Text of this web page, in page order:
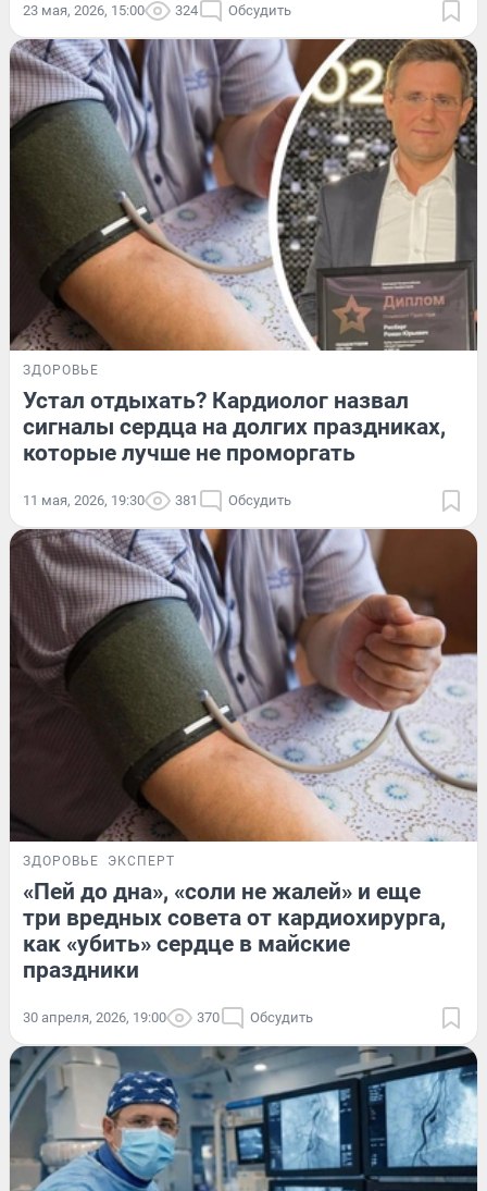
23 мая, 2026, 15:00 324 Обсудить
ЗДОРОВЬЕ
Устал отдыхать? Кардиолог назвал
сигналы сердца на долгих праздниках,
которые лучше не проморгать
11 мая, 2026, 19:30 381 Обсудить
ЗДОРОВЬЕ ЭКСПЕРТ
«Пей до дна», «соли не жалей» и еще
три вредных совета от кардиохирурга,
как «убить» сердце в майские
праздники
30 апреля, 2026, 19:00 370 Обсудить